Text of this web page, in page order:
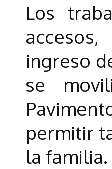
Los
ingreso
se
permitir
la familia.